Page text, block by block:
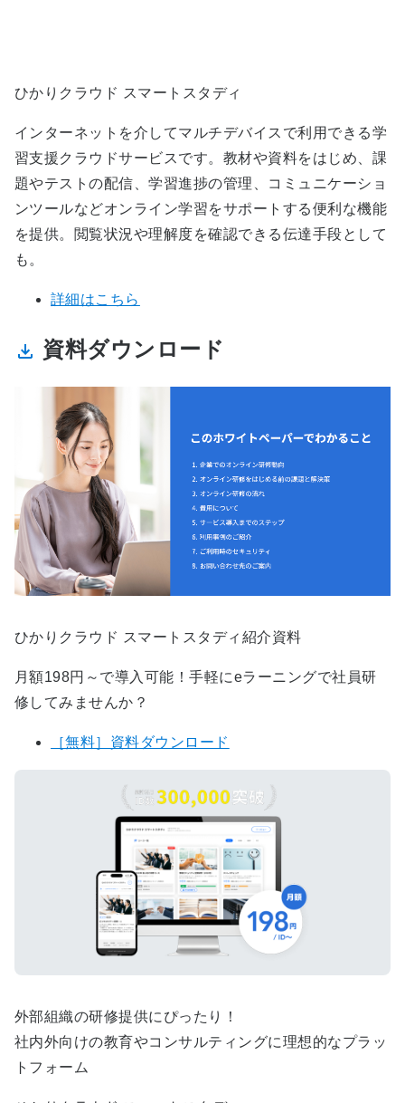
ひかりクラウド スマートスタディ
インターネットを介してマルチデバイスで利用できる学
習支援クラウドサービスです。教材や資料をはじめ、課
題やテストの配信、学習進捗の管理、コミュニケーショ
ンツールなどオンライン学習をサポートする便利な機能
を提供。閲覧状況や理解度を確認できる伝達手段として
も。
詳細はこちら
資料ダウンロード
ひかりクラウド スマートスタディ紹介資料
月額198円～で導入可能！手軽にeラーニングで社員研
修してみませんか？
［無料］資料ダウンロード
外部組織の研修提供にぴったり！
社内外向けの教育やコンサルティングに理想的なプラッ
トフォーム